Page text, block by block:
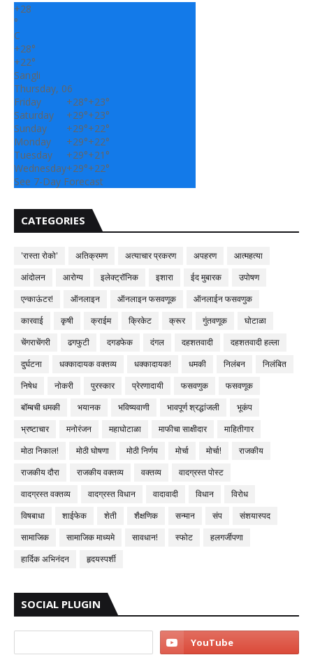
+28
°
C
+28°
+22°
Sangli
Thursday, 06
Friday
+28°+23°
Saturday
+29°+23°
Sunday
+29°+22°
Monday
+29°+22°
Tuesday
+29°+21°
Wednesday+29°+22°
See 7-Day Forecast
CATEGORIES
'रास्ता रोको' अतिक्रमण अत्याचार प्रकरण अपहरण
आत्महत्या
आंदोलन
आरोग्य इलेक्ट्रॉनिक इशारा ईद मुबारक
उपोषण
एन्काऊंटर!
ऑनलाइन ऑनलाइन फसवणूक
ऑनलाईन फसवणुक
कारवाई
कृषी क्राईम क्रिकेट क्रूर गुंतवणूक
घोटाळा
चेंगराचेंगरी
ढगफुटी दगडफेक दंगल दहशतवादी
दहशतवादी हल्ला
दुर्घटना
धक्कादायक वक्तव्य धक्कादायक! धमकी निलंबन
निलंबित
निषेध
नोकरी पुरस्कार प्रेरणादायी फसवणुक
फसवणूक
बॉम्बची धमकी
भयानक भविष्यवाणी भावपूर्ण श्रद्धांजली
भूकंप
भ्रष्टाचार
मनोरंजन महाघोटाळा माफीचा साक्षीदार
माहितीगार
मोठा निकाल!
मोठी घोषणा मोठी निर्णय मोर्चा मोर्चा!
राजकीय
राजकीय दौरा
राजकीय वक्तव्य वक्तव्य
वादग्रस्त पोस्ट
वादग्रस्त वक्तव्य
वादग्रस्त विधान वादावादी विधान
विरोध
विषबाधा
शाईफेक शेती शैक्षणिक सन्मान संप
संशयास्पद
सामाजिक
सामाजिक माध्यमे सावधान! स्फोट
हलगर्जीपणा
हार्दिक अभिनंदन
हृदयस्पर्शी
SOCIAL PLUGIN